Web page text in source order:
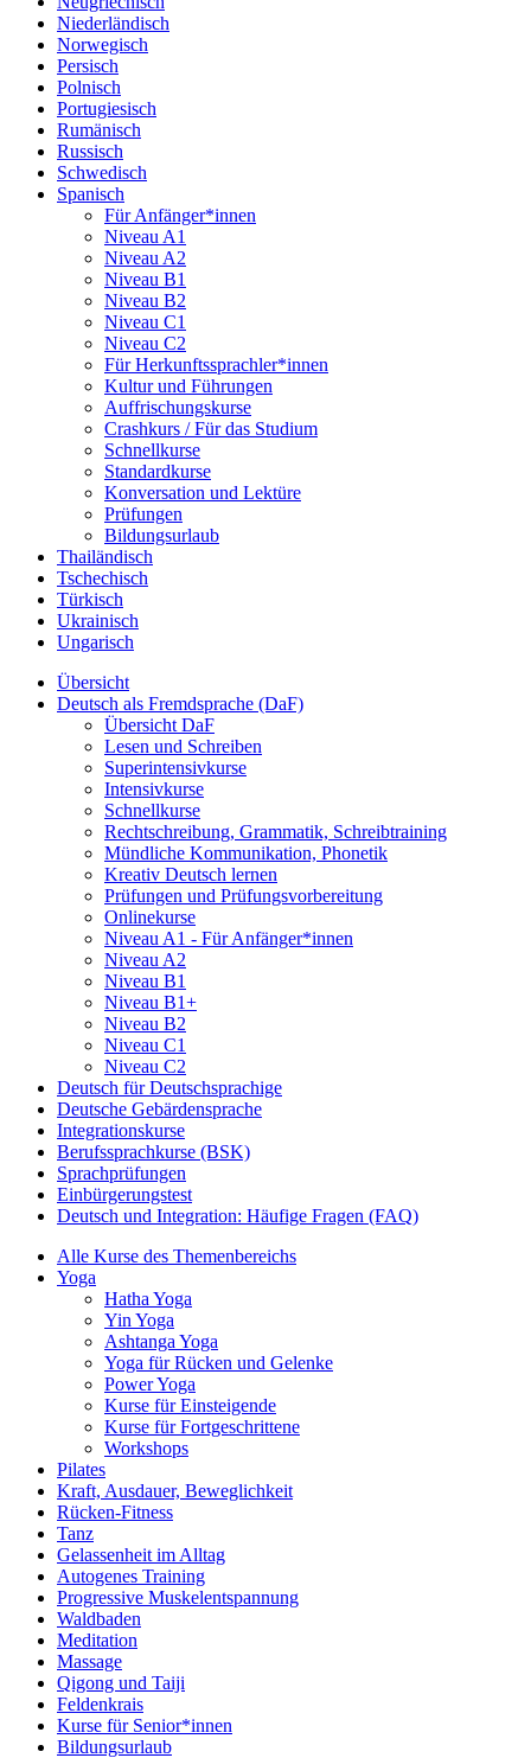
Niederländisch
Norwegisch
Persisch
Polnisch
Portugiesisch
Rumänisch
Russisch
Schwedisch
Spanisch
Für Anfänger*innen
Niveau A1
Niveau A2
Niveau B1
Niveau B2
Niveau C1
Niveau C2
Für Herkunftssprachler*innen
Kultur und Führungen
Auffrischungskurse
Crashkurs / Für das Studium
Schnellkurse
Standardkurse
Konversation und Lektüre
Prüfungen
Bildungsurlaub
Thailändisch
Tschechisch
Türkisch
Ukrainisch
Ungarisch
Übersicht
Deutsch als Fremdsprache (DaF)
Übersicht DaF
Lesen und Schreiben
Superintensivkurse
Intensivkurse
Schnellkurse
Rechtschreibung, Grammatik, Schreibtraining
Mündliche Kommunikation, Phonetik
Kreativ Deutsch lernen
Prüfungen und Prüfungsvorbereitung
Onlinekurse
Niveau A1 - Für Anfänger*innen
Niveau A2
Niveau B1
Niveau B1+
Niveau B2
Niveau C1
Niveau C2
Deutsch für Deutschsprachige
Deutsche Gebärdensprache
Integrationskurse
Berufssprachkurse (BSK)
Sprachprüfungen
Einbürgerungstest
Deutsch und Integration: Häufige Fragen (FAQ)
Alle Kurse des Themenbereichs
Yoga
Hatha Yoga
Yin Yoga
Ashtanga Yoga
Yoga für Rücken und Gelenke
Power Yoga
Kurse für Einsteigende
Kurse für Fortgeschrittene
Workshops
Pilates
Kraft, Ausdauer, Beweglichkeit
Rücken-Fitness
Tanz
Gelassenheit im Alltag
Autogenes Training
Progressive Muskelentspannung
Waldbaden
Meditation
Massage
Qigong und Taiji
Feldenkrais
Kurse für Senior*innen
Bildungsurlaub